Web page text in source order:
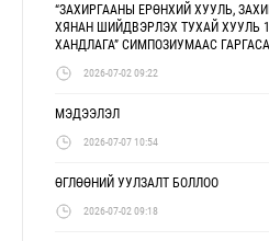
“ЗАХИРГААНЫ ЕРӨНХИЙ ХУУЛЬ,
ХЯНАН ШИЙДВЭРЛЭХ ТУХАЙ ХУУЛЬ
ХАНДЛАГА” СИМПОЗИУМААС
2026-07-02 09:22
МЭДЭЭЛЭЛ
2026-07-07 10:54
ӨГЛӨӨНИЙ УУЛЗАЛТ БОЛЛОО
2026-07-02 09:18